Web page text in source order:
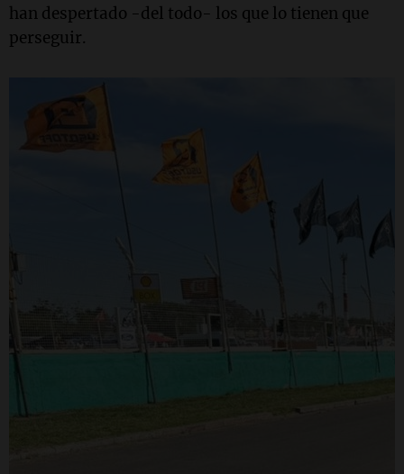
han despertado -del todo- los que lo tienen que
perseguir.